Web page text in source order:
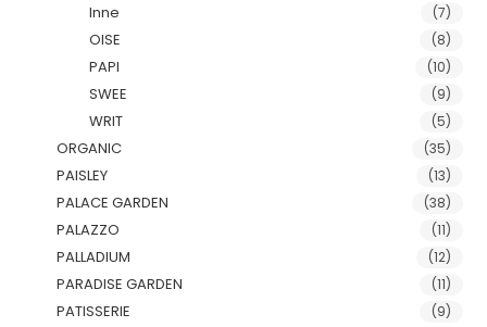
Inne (7)
OISE (8)
PAPI (10)
SWEE (9)
WRIT (5)
ORGANIC (35)
PAISLEY (13)
PALACE GARDEN (38)
PALAZZO (11)
PALLADIUM (12)
PARADISE GARDEN (11)
PATISSERIE (9)